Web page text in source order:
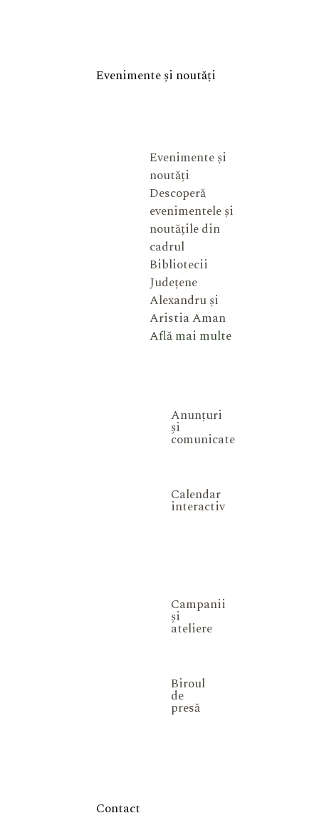
Evenimente și noutăți
Evenimente și
noutăți
Descoperă
evenimentele și
noutățile din
cadrul
Bibliotecii
Județene
Alexandru și
Aristia Aman
Află mai multe
Anunțuri
și
comunicate
Calendar
interactiv
Campanii
și
ateliere
Biroul
de
presă
Contact